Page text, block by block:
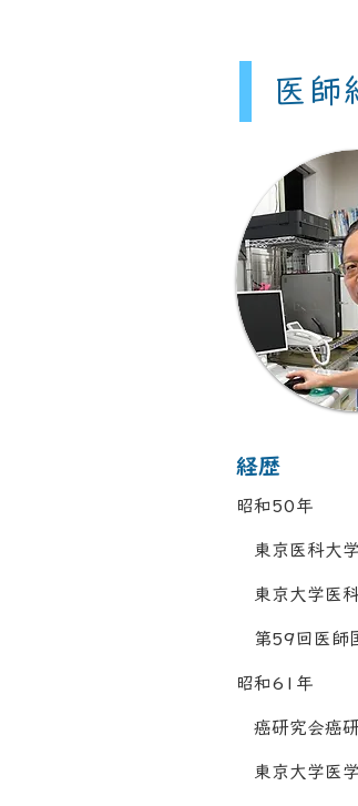
医師
​経歴
昭和50年
東京医科大
東京大学医
第59回医師
昭和61年
癌研究会癌
東京大学医